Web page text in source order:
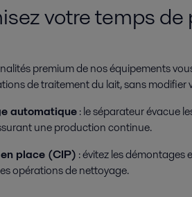
votre temps de
premium de nos équipements
de traitement du lait, sans modifier
automatique: le séparateur évacue
une production continue.
place (CIP) : évitez les démontages
opérations de nettoyage.